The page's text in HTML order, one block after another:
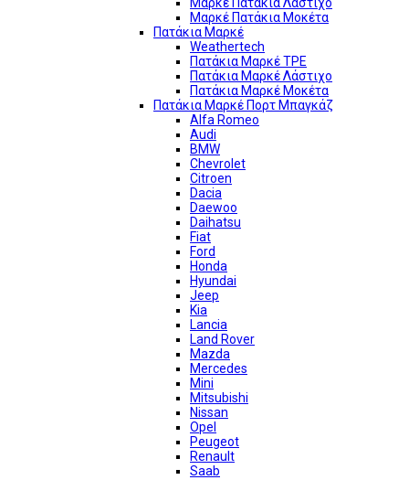
Μαρκέ Πατάκια Μοκέτα
Πατάκια Μαρκέ
Weathertech
Πατάκια Μαρκέ TPE
Πατάκια Μαρκέ Λάστιχο
Πατάκια Μαρκέ Μοκέτα
Πατάκια Μαρκέ Πορτ Μπαγκάζ
Alfa Romeo
Audi
BMW
Chevrolet
Citroen
Dacia
Daewoo
Daihatsu
Fiat
Ford
Honda
Hyundai
Jeep
Kia
Lancia
Land Rover
Mazda
Mercedes
Mini
Mitsubishi
Nissan
Opel
Peugeot
Renault
Saab